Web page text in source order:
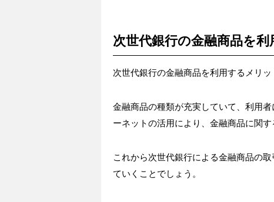
次世代銀行の金融商品を
次世代銀行の金融商品を利用するメリ
金融商品の種類が充実していて、利用
ーネットの活用により、金融商品に関
これから次世代銀行による金融商品の
ていくことでしょう。